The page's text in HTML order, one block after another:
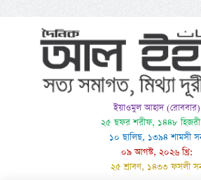
ইয়াওমুল আহাদ (রোববার)
২৫ ছফর শরীফ, ১৪৪৮
১০ ছালিছ, ১৩৯৪ শামসী
০৯ আগস্ট, ২০২৬ খ্রি:
২৫ শ্রাবণ, ১৪৩৩ ফসলী